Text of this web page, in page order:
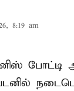
8:19 am
போட்டி